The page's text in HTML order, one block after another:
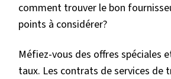
comment trouver le bon
points à considérer?
Méfiez-vous des offres spéciales
taux. Les contrats de services de